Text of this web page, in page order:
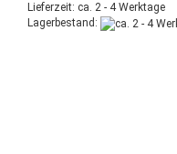
Lieferzeit: ca. 2 - 4 Werktage
Lagerbestand: